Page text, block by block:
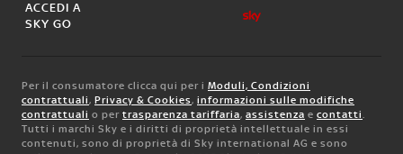
ACCEDI A
SKY GO
Per il consumatore clicca qui per i Moduli, Condizioni
contrattuali, Privacy & Cookies, informazioni sulle modifiche
contrattuali o per trasparenza tariffaria, assistenza e contatti.
Tutti i marchi Sky e i diritti di proprietà intellettuale in essi
contenuti, sono di proprietà di Sky international AG e sono